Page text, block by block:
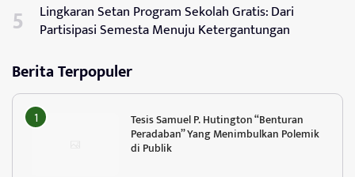
Lingkaran Setan Program Sekolah Gratis: Dari
Partisipasi Semesta Menuju Ketergantungan
Berita Terpopuler
Tesis Samuel P. Hutington “Benturan
Peradaban” Yang Menimbulkan Polemik
di Publik